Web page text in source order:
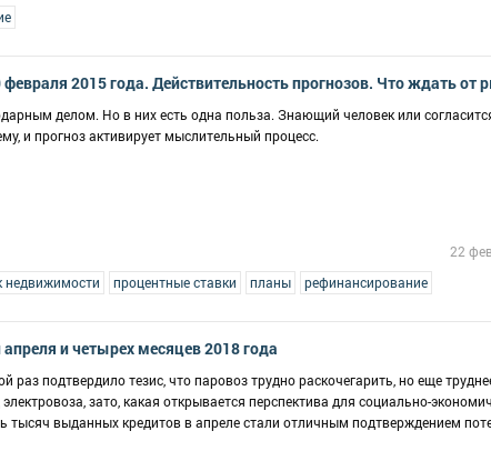
февраля 2015 года. Действительность прогнозов. Что ждать от
делом. Но в них есть одна польза. Знающий человек или
и прогноз активирует мыслительный процесс.
22
недвижимости процентные ставки планы рефинансирование
и четырех месяцев 2018 года
раз подтвердило тезис, что паровоз трудно раскочегарить, но еще
зато, какая открывается перспектива для социально-
тысяч выданных кредитов в апреле стали отличным подтверждением